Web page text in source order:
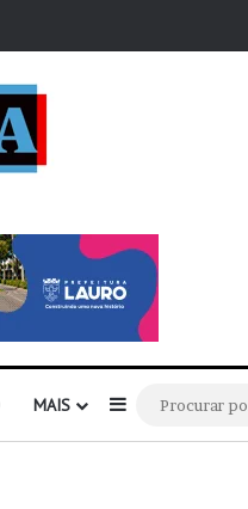
MAIS Barra Lateral